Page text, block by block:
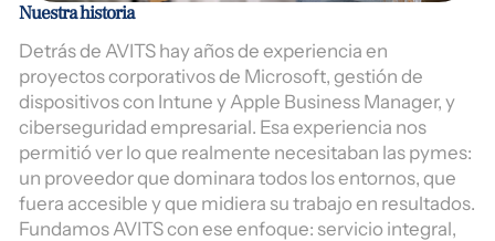
Nuestra historia
Detrás de AVITS hay años de experiencia en
proyectos corporativos de Microsoft, gestión de
dispositivos con Intune y Apple Business Manager, y
ciberseguridad empresarial. Esa experiencia nos
permitió ver lo que realmente necesitaban las pymes:
un proveedor que dominara todos los entornos, que
fuera accesible y que midiera su trabajo en resultados.
Fundamos AVITS con ese enfoque: servicio integral,